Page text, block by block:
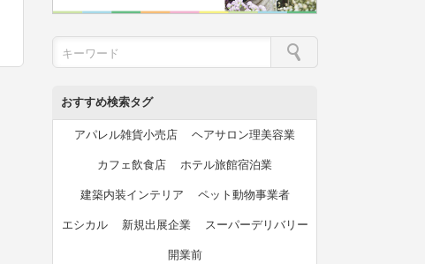
おすすめ検索タグ
アパレル雑貨小売店 ヘアサロン理美容業
カフェ飲食店 ホテル旅館宿泊業
建築内装インテリア ペット動物事業者
エシカル 新規出展企業 スーパーデリバリー
開業前